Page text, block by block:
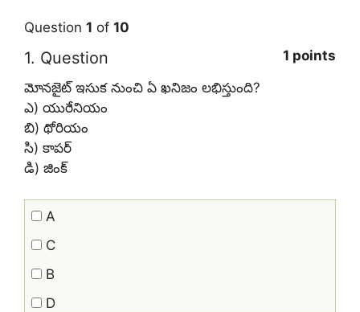
Question 1 of 10
1. Question
1 points
మోనజైట్‌ ఇసుక నుంచి ఏ ఖనిజం లభిస్తుంది?
ఎ) యురేనియం
బి) థోరియం
సి) కాపర్‌
డి) జింక్‌
A
C
B
D